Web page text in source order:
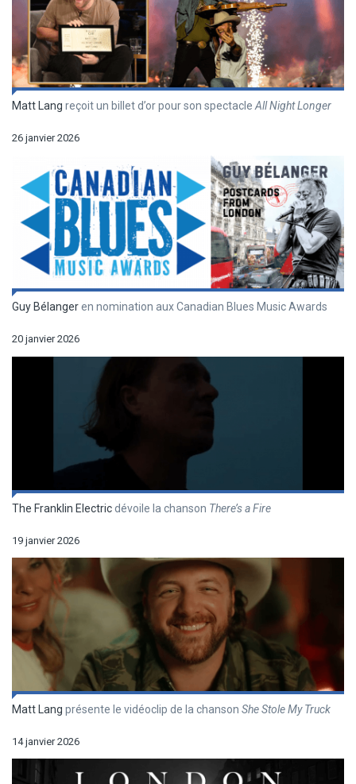
Matt Lang reçoit un billet d’or pour son spectacleAll Night Longer
26 janvier 2026
Guy Bélangeren nomination aux Canadian Blues Music Awards
20 janvier 2026
The Franklin Electricdévoile la chanson There’s a Fire
19 janvier 2026
Matt Lang présente le vidéoclip de la chanson She Stole My Truck
14 janvier 2026